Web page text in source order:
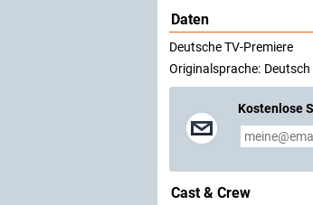
Daten
Deutsche TV-Premiere
Originalsprache: Deutsch
Kostenlose
Cast & Crew